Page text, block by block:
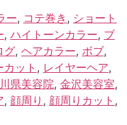
ー, コテ巻き , ショート
, ハイトーンカラー, ブ
グ, ヘアカラー, ボブ,
カット , レイヤーヘア,
県美容院, 金沢美容室,
, 顔周り , 顔周りカット ,